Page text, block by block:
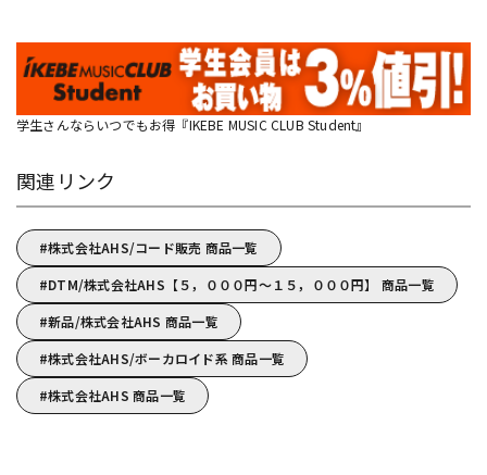
学生さんならいつでもお得『IKEBE MUSIC CLUB Student』
関連リンク
株式会社AHS/コード販売 商品一覧
DTM/株式会社AHS【５，０００円～１５，０００円】 商品一覧
新品/株式会社AHS 商品一覧
株式会社AHS/ボーカロイド系 商品一覧
株式会社AHS 商品一覧